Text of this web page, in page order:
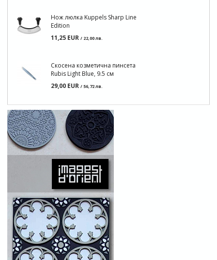
Нож люлка Kuppels Sharp Line
Edition
11,25 EUR / 22,00 лв.
Скосена козметична пинсета
Rubis Light Blue, 9.5 см
29,00 EUR / 56,72 лв.